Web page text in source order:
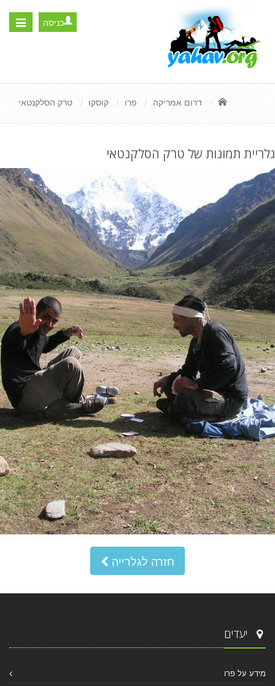
Toggle
כניסה
דרום אמריקה פרו קוסקו טרק הסלקנטאי
גלריית תמונות של טרק הסלקנטאי
חזרה לגלרייה
יעדים
מידע על פרו